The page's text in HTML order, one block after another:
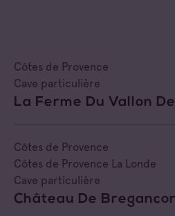
Côtes de Provence Fréjus
Côtes de Provence La
Côtes de Provence Pierrefeu
Côtes de Provence Sainte
Cave particulière
Négoce vinificateur
Negociant
Négociant Etranger
Côtes de Provence
Cave particulière
La Ferme Du Vallon
Côtes de Provence
Côtes de Provence La Londe
Cave particulière
Château De